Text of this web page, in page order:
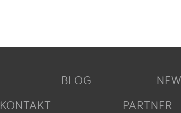
BLOG
KONTAKT
PARTNER